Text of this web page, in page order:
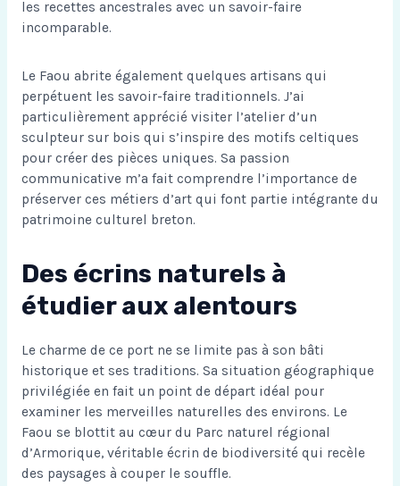
les recettes ancestrales avec un savoir-faire
incomparable.
Le Faou abrite également quelques artisans qui
perpétuent les savoir-faire traditionnels. J’ai
particulièrement apprécié visiter l’atelier d’un
sculpteur sur bois qui s’inspire des motifs celtiques
pour créer des pièces uniques. Sa passion
communicative m’a fait comprendre l’importance de
préserver ces métiers d’art qui font partie intégrante du
patrimoine culturel breton.
Des écrins naturels à
étudier aux alentours
Le charme de ce port ne se limite pas à son bâti
historique et ses traditions. Sa situation géographique
privilégiée en fait un point de départ idéal pour
examiner les merveilles naturelles des environs. Le
Faou se blottit au cœur du Parc naturel régional
d’Armorique, véritable écrin de biodiversité qui recèle
des paysages à couper le souffle.